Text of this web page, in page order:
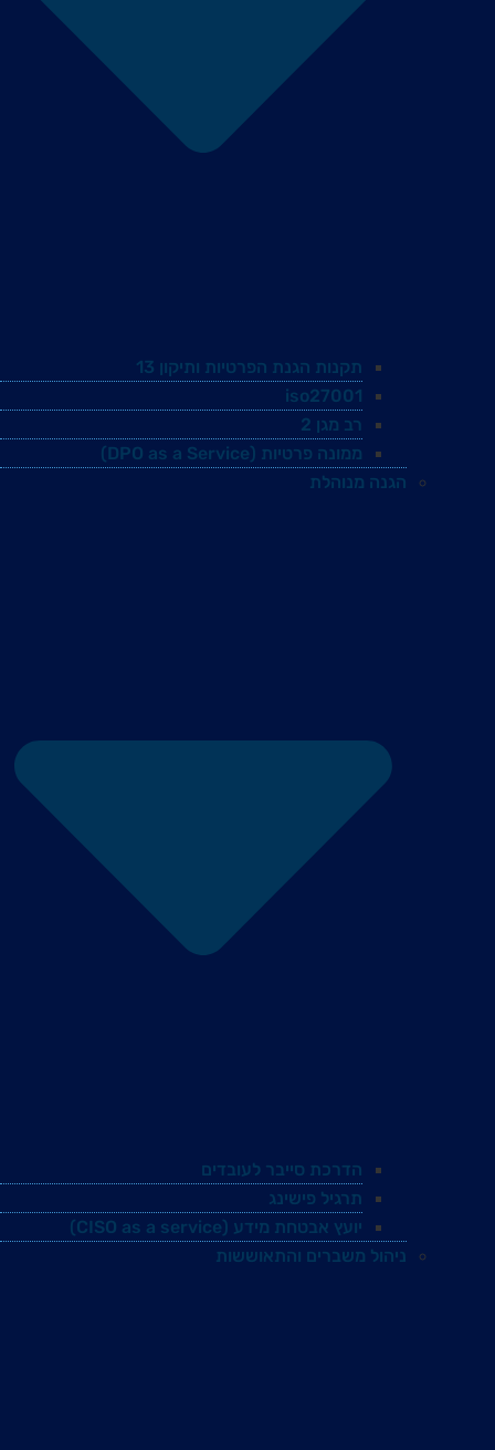
תקנות הגנת הפרטיות ותיקון 13
iso27001
רב מגן 2
ממונה פרטיות (DPO as a Service)
הגנה מנוהלת
הדרכת סייבר לעובדים
תרגיל פישינג
יועץ אבטחת מידע (CISO as a service)
ניהול משברים והתאוששות